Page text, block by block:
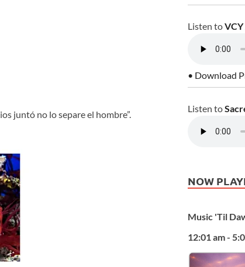
juntó no lo separe el hombre”.
Listen to
• Download
Listen to
NOW
Music 'Til
12:01 am -